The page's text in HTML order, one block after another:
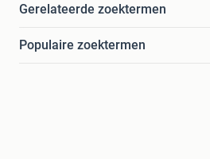
Gerelateerde zoektermen
Populaire zoektermen